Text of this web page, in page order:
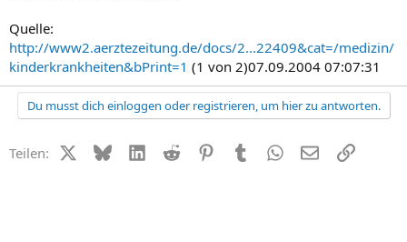
Quelle:
http://www2.aerztezeitung.de/docs/2...22409&cat=/medizin/
kinderkrankheiten&bPrint=1 (1 von 2)07.09.2004 07:07:31
Du musst dich einloggen oder registrieren, um hier zu antworten.
Teilen: X (Twitter)
BlueskyLinkedIn
Reddit PinterestTumblr WhatsApp
E-MailLink